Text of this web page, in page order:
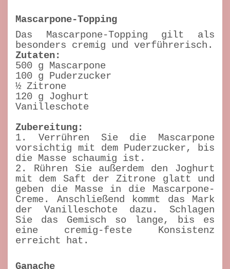
Mascarpone-Topping
Das Mascarpone-Topping gilt als
besonders cremig und verführerisch.
Zutaten:
500 g Mascarpone
100 g Puderzucker
½ Zitrone
120 g Joghurt
Vanilleschote
Zubereitung:
1. Verrühren Sie die Mascarpone
vorsichtig mit dem Puderzucker, bis
die Masse schaumig ist.
2. Rühren Sie außerdem den Joghurt
mit dem Saft der Zitrone glatt und
geben die Masse in die Mascarpone-
Creme. Anschließend kommt das Mark
der Vanilleschote dazu. Schlagen
Sie das Gemisch so lange, bis es
eine cremig-feste Konsistenz
erreicht hat.
Ganache